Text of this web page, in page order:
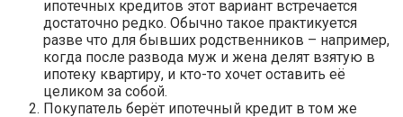
ипотечных кредитов этот вариант встречается
достаточно редко. Обычно такое практикуется
разве что для бывших родственников – например,
когда после развода муж и жена делят взятую в
ипотеку квартиру, и кто-то хочет оставить её
целиком за собой.
Покупатель берёт ипотечный кредит в том же